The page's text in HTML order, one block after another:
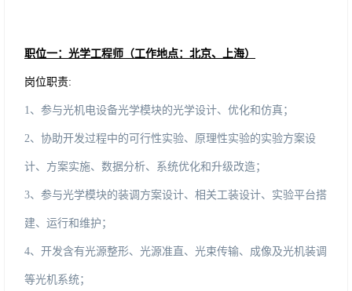
职位一：光学工程师（工作地点：北京、上海）
岗位职责:
1、 参与光机电设备光学模块的光学设计、优化和仿真；
2、协助开发过程中的可行性实验、原理性实验的实验方案设
计、方案实施、数据分析、系统优化和升级改造；
3、参与光学模块的装调方案设计、相关工装设计、实验平台搭
建、运行和维护；
4、开发含有光源整形、光源准直、光束传输、成像及光机装调
等光机系统；